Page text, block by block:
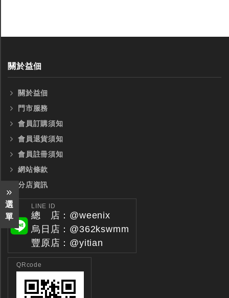
選
單
關於益佃
關於益佃
門市服務
會員訂購須知
會員退貨須知
會員註冊須知
網站條款
分店資訊
LINE ID
總 店：@weenix
烏日店：@362kswmm
豐原店：@yitian
QRcode